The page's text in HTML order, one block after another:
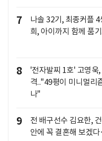
7
나솔 32기, 최종커플
희, 아이까지 함께 품
8
'전자발찌 1호' 고영욱
격.."49평이 미니멀리
나"
9
전 배구선수 김요한,
안에 꼭 결혼해 보겠